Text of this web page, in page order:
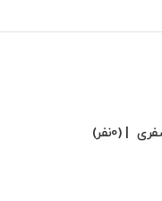
| (0نفر)